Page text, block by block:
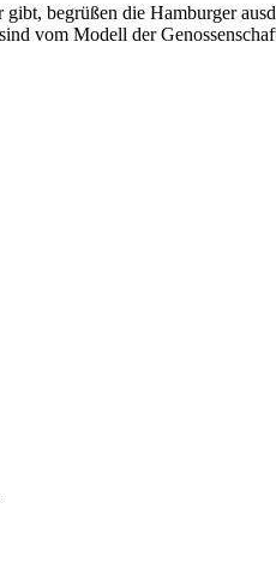
begrüßen die Hamburger
vom Modell der